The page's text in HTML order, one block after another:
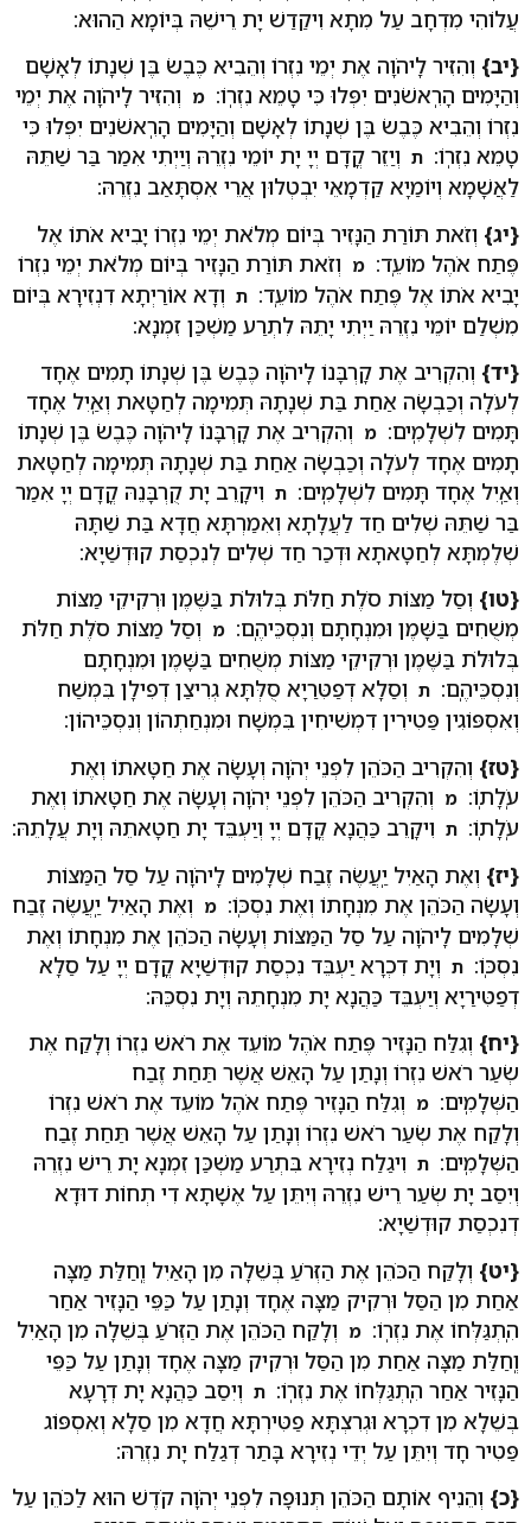
עֲלוֹהִי מִדְחָב עַל מִתָא וִיקַדַשׁ יָת רֵישֵׁהּ בְּיוֹמָא הַהוּא:
{יב} וְהִזִּיר לַֽיהֹוָה אֶת יְמֵי נִזְרוֹ וְהֵבִיא כֶּבֶשׂ בֶּן שְׁנָתוֹ לְאָשָׁם
וְהַיָּמִים הָרִֽאשֹׁנִים יִפְּלוּ כִּי טָמֵא נִזְרֽוֹ: מ וְהִזִּיר לַֽיהֹוָה אֶת יְמֵי
נִזְרוֹ וְהֵבִיא כֶּבֶשׂ בֶּן שְׁנָתוֹ לְאָשָׁם וְהַיָּמִים הָרִֽאשֹׁנִים יִפְּלוּ כִּי
טָמֵא נִזְרֽוֹ: ת וְיַזֵר קֳדָם יְיָ יָת יוֹמֵי נִזְרֵהּ וְיַיְתִי אִמַר בַּר שַׁתֵּהּ
לַאֲשָׁמָא וְיוֹמַיָא קַדְמָאֵי יִבְטְלוּן אֲרֵי אִסְתָּאַב נִזְרֵהּ:
{יג} וְזֹאת תּוֹרַת הַנָּזִיר בְּיוֹם מְלֹאת יְמֵי נִזְרוֹ יָבִיא אֹתוֹ אֶל
פֶּתַח אֹהֶל מוֹעֵֽד: מ וְזֹאת תּוֹרַת הַנָּזִיר בְּיוֹם מְלֹאת יְמֵי נִזְרוֹ
יָבִיא אֹתוֹ אֶל פֶּתַח אֹהֶל מוֹעֵֽד: ת וְדָא אוֹרַיְתָא דִנְזִירָא בְּיוֹם
מִשְׁלַם יוֹמֵי נִזְרֵהּ יַיְתִי יָתֵהּ לִתְרַע מַשְׁכַּן זִמְנָא:
{יד} וְהִקְרִיב אֶת קָרְבָּנוֹ לַֽיהֹוָה כֶּבֶשׂ בֶּן שְׁנָתוֹ תָמִים אֶחָד
לְעֹלָה וְכַבְשָׂה אַחַת בַּת שְׁנָתָהּ תְּמִימָה לְחַטָּאת וְאַֽיִל אֶחָד
תָּמִים לִשְׁלָמִֽים: מ וְהִקְרִיב אֶת קָרְבָּנוֹ לַֽיהֹוָה כֶּבֶשׂ בֶּן שְׁנָתוֹ
תָמִים אֶחָד לְעֹלָה וְכַבְשָׂה אַחַת בַּת שְׁנָתָהּ תְּמִימָה לְחַטָּאת
וְאַֽיִל אֶחָד תָּמִים לִשְׁלָמִֽים: ת וִיקָרֵב יָת קֻרְבָּנֵהּ קֳדָם יְיָ אִמַר
בַּר שַׁתֵּהּ שְׁלִים חַד לַעֲלָתָא וְאִמַרְתָּא חֲדָא בַּת שַׁתָּהּ
שְׁלֶמְתָּא לְחַטָאתָא וּדְכַר חַד שְׁלִים לְנִכְסַת קוּדְשַׁיָא:
{טו} וְסַל מַצּוֹת סֹלֶת חַלֹּת בְּלוּלֹת בַּשֶּׁמֶן וּרְקִיקֵי מַצּוֹת
מְשֻׁחִים בַּשָּׁמֶן וּמִנְחָתָם וְנִסְכֵּיהֶֽם: מ וְסַל מַצּוֹת סֹלֶת חַלֹּת
בְּלוּלֹת בַּשֶּׁמֶן וּרְקִיקֵי מַצּוֹת מְשֻׁחִים בַּשָּׁמֶן וּמִנְחָתָם
וְנִסְכֵּיהֶֽם: ת וְסַלָא דְפַטִּרַיָא סֻלְּתָּא גְרִיצַן דְפִילָן בִּמְשַׁח
וְאִסְפּוֹגִין פַּטִירִין דִמְשִׁיחִין בִּמְשָׁח וּמִנְחַתְהוֹן וְנִסְכֵּיהוֹן:
{טז} וְהִקְרִיב הַכֹּהֵן לִפְנֵי יְהֹוָה וְעָשָׂה אֶת חַטָּאתוֹ וְאֶת
עֹֽלָתֽוֹ: מ וְהִקְרִיב הַכֹּהֵן לִפְנֵי יְהֹוָה וְעָשָׂה אֶת חַטָּאתוֹ וְאֶת
עֹֽלָתֽוֹ: ת וִיקָרֵב כַּהֲנָא קֳדָם יְיָ וְיַעְבֵּד יָת חַטָאתֵהּ וְיָת עֲלָתֵהּ:
{יז} וְאֶת הָאַיִל יַֽעֲשֶׂה זֶבַח שְׁלָמִים לַֽיהֹוָה עַל סַל הַמַּצּוֹת
וְעָשָׂה הַכֹּהֵן אֶת מִנְחָתוֹ וְאֶת נִסְכּֽוֹ: מ וְאֶת הָאַיִל יַֽעֲשֶׂה זֶבַח
שְׁלָמִים לַֽיהֹוָה עַל סַל הַמַּצּוֹת וְעָשָׂה הַכֹּהֵן אֶת מִנְחָתוֹ וְאֶת
נִסְכּֽוֹ: ת וְיָת דִכְרָא יַעְבֵּד נִכְסַת קוּדְשַׁיָא קֳדָם יְיָ עַל סַלָא
דְפַטִּירַיָא וְיַעְבֵּד כַּהֲנָא יָת מִנְחָתֵהּ וְיָת נִסְכֵּהּ:
{יח} וְגִלַּח הַנָּזִיר פֶּתַח אֹהֶל מוֹעֵד אֶת רֹאשׁ נִזְרוֹ וְלָקַח אֶת
שְׂעַר רֹאשׁ נִזְרוֹ וְנָתַן עַל הָאֵשׁ אֲשֶׁר תַּחַת זֶבַח
הַשְּׁלָמִֽים: מ וְגִלַּח הַנָּזִיר פֶּתַח אֹהֶל מוֹעֵד אֶת רֹאשׁ נִזְרוֹ
וְלָקַח אֶת שְׂעַר רֹאשׁ נִזְרוֹ וְנָתַן עַל הָאֵשׁ אֲשֶׁר תַּחַת זֶבַח
הַשְּׁלָמִֽים: ת וִיגַלַח נְזִירָא בִּתְרַע מַשְׁכַּן זִמְנָא יָת רֵישׁ נִזְרֵהּ
וְיִסַב יָת שְׂעַר רֵישׁ נִזְרֵהּ וְיִתֵּן עַל אֶשָׁתָא דִי תְחוֹת דוּדָא
דְנִכְסַת קוּדְשַׁיָא:
{יט} וְלָקַח הַכֹּהֵן אֶת הַזְּרֹעַ בְּשֵׁלָה מִן הָאַיִל וְֽחַלַּת מַצָּה
אַחַת מִן הַסַּל וּרְקִיק מַצָּה אֶחָד וְנָתַן עַל כַּפֵּי הַנָּזִיר אַחַר
הִֽתְגַּלְּחוֹ אֶת נִזְרֽוֹ: מ וְלָקַח הַכֹּהֵן אֶת הַזְּרֹעַ בְּשֵׁלָה מִן הָאַיִל
וְֽחַלַּת מַצָּה אַחַת מִן הַסַּל וּרְקִיק מַצָּה אֶחָד וְנָתַן עַל כַּפֵּי
הַנָּזִיר אַחַר הִֽתְגַּלְּחוֹ אֶת נִזְרֽוֹ: ת וְיִסַב כַּהֲנָא יָת דְרָעָא
בְּשֵׁלָא מִן דִכְרָא וּגְרִצְתָּא פַטִּירְתָּא חֲדָא מִן סַלָא וְאִסְפּוֹג
פַּטִיר חָד וְיִתֵּן עַל יְדֵי נְזִירָא בָּתַר דְגַלַח יָת נִזְרֵהּ:
{כ} וְהֵנִיף אוֹתָם הַכֹּהֵן תְּנוּפָה לִפְנֵי יְהֹוָה קֹדֶשׁ הוּא לַכֹּהֵן עַל